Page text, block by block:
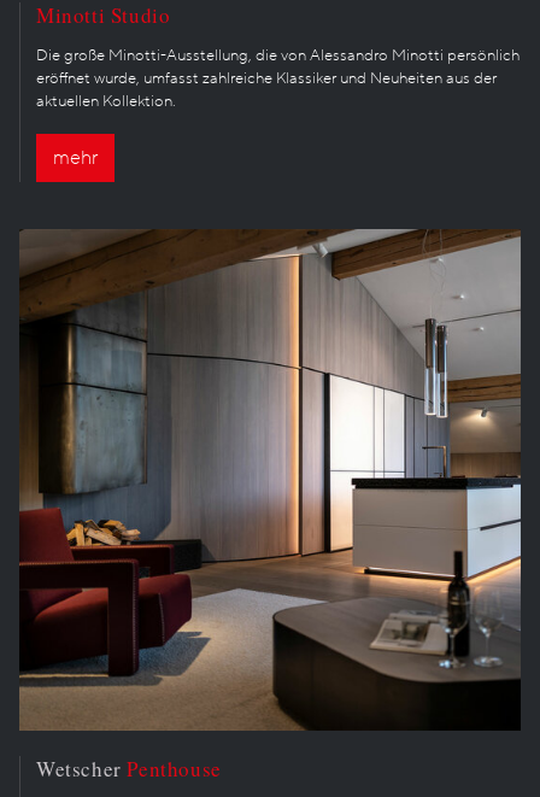
Minotti Studio
Die große Minotti-Ausstellung, die von Alessandro Minotti persönlich
eröffnet wurde, umfasst zahlreiche Klassiker und Neuheiten aus der
aktuellen Kollektion.
mehr
WetscherPenthouse